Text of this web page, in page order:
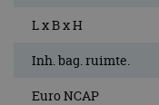
L x B x H
Inh. bag. ruimte.
Euro NCAP